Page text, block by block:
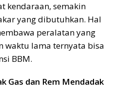
kendaraan, semakin
yang dibutuhkan. Hal
peralatan yang
waktu lama ternyata bisa
BBM.
Gas dan Rem Mendadak